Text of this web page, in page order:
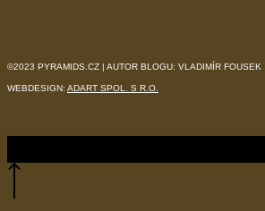
©2023 PYRAMIDS.CZ | AUTOR BLOGU: VLADIMÍR FOUSEK
WEBDESIGN: ADART SPOL. S R.O.